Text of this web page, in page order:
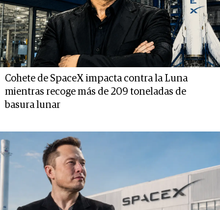
Cohete de SpaceX impacta contra la Luna
mientras recoge más de 209 toneladas de
basura lunar